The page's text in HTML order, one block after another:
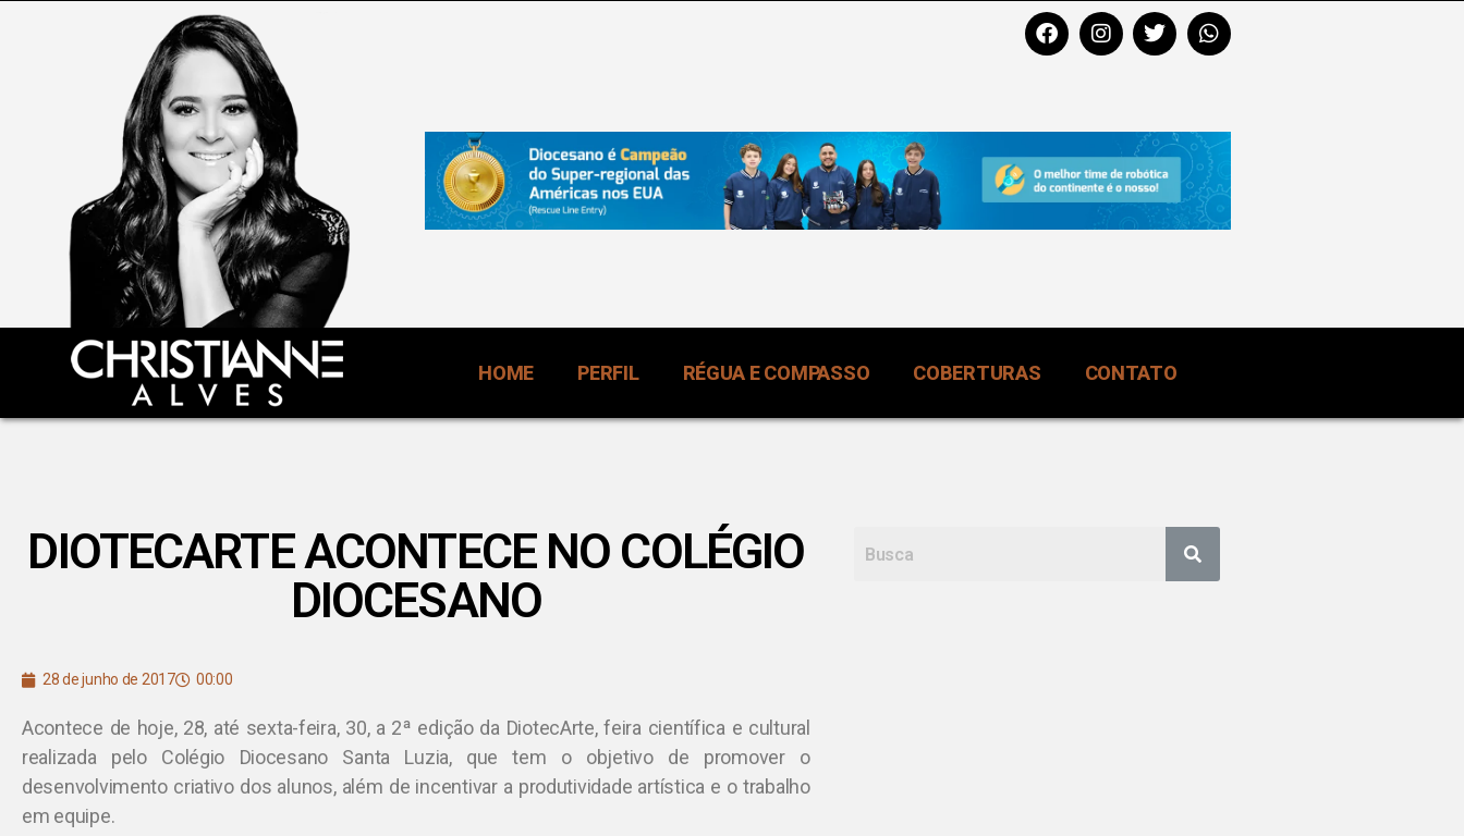
HOME PERFIL RÉGUA E COMPASSO COBERTURAS CONTATO
DIOTECARTE ACONTECE NO COLÉGIO
DIOCESANO
28 de junho de 2017 00:00
Acontece de hoje, 28, até sexta-feira, 30, a 2ª edição da DiotecArte, feira científica e cultural
realizada pelo Colégio Diocesano Santa Luzia, que tem o objetivo de promover o
desenvolvimento criativo dos alunos, além de incentivar a produtividade artística e o trabalho
em equipe.